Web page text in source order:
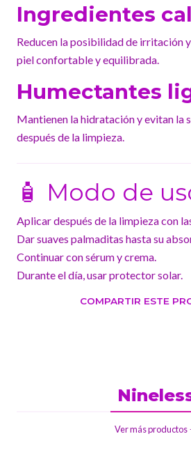
Ingredientes
Reducen la posibilidad de irritación
piel confortable y equilibrada.
Humectantes
Mantienen la hidratación y evitan la
después de la limpieza.
🧴 Modo de
Aplicar después de la limpieza con
Dar suaves palmaditas hasta su
Continuar con sérum y crema.
Durante el día, usar protector solar.
COMPARTIR ESTE
Ver más productos